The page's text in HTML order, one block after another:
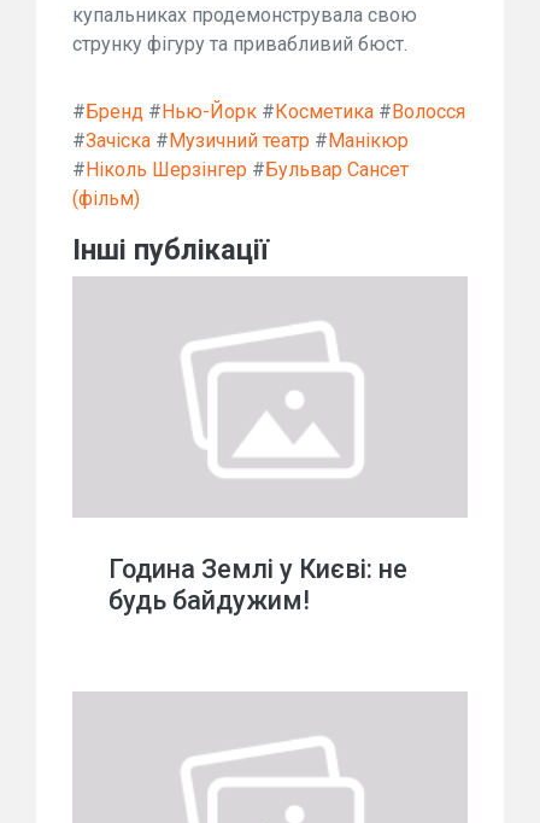
купальниках продемонструвала свою
струнку фігуру та привабливий бюст.
# Бренд # Нью-Йорк # Косметика # Волосся
#Зачіска # Музичний театр # Манікюр
# Ніколь Шерзінгер # Бульвар Сансет
(фільм)
Інші публікації
Година Землі у Києві: не
будь байдужим!